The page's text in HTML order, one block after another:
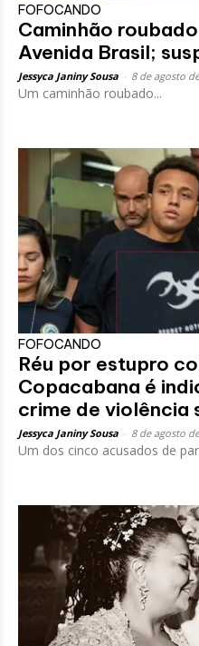
FOFOCANDO
Caminhão
Avenida Brasil;
Jessyca Janiny Sousa 8 de agosto
Um caminhão roubado...
FOFOCANDO
Réu por estupro
Copacabana é
crime de violência
Jessyca Janiny Sousa 8 de agosto
Um dos cinco acusados de